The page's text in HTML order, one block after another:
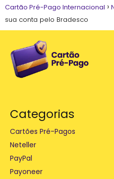
Cartão Pré-Pago Internacional
sua conta pelo Bradesco
Categorias
Cartões Pré-Pagos
Neteller
PayPal
Payoneer